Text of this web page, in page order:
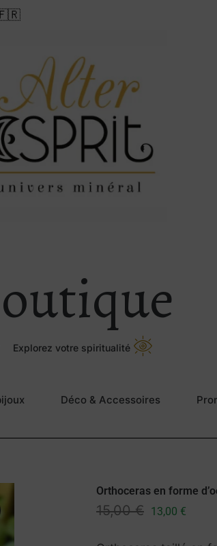
Explorez votre spiritualité
Déco & Accessoires
Orthoceras en forme
15,00€ 13,00 €